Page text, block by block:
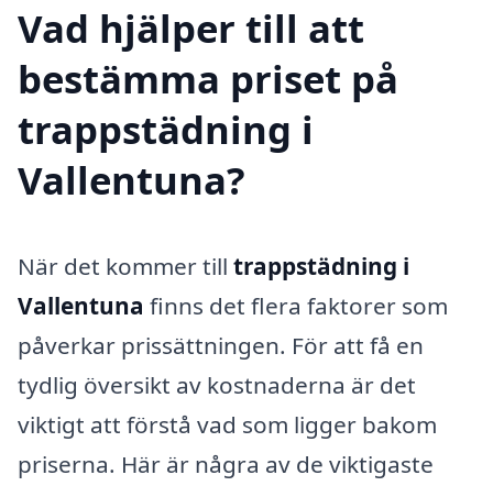
Vad hjälper till att
bestämma priset på
trappstädning i
Vallentuna?
När det kommer till trappstädning i
Vallentuna finns det flera faktorer som
påverkar prissättningen. För att få en
tydlig översikt av kostnaderna är det
viktigt att förstå vad som ligger bakom
priserna. Här är några av de viktigaste